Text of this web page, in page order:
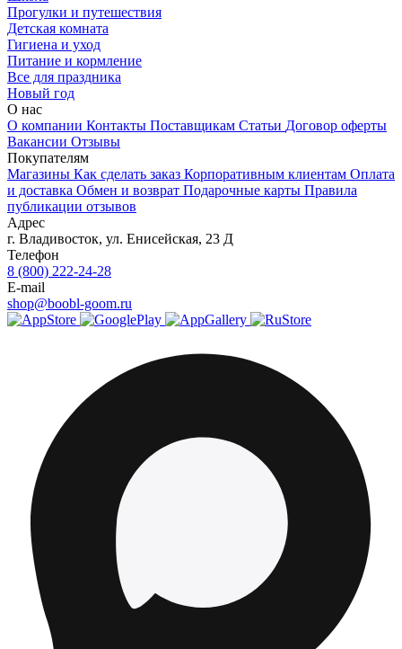
Прогулки и путешествия
Детская комната
Гигиена и уход
Питание и кормление
Все для праздника
Новый год
О нас
О компании Контакты Поставщикам Статьи Договор оферты
Вакансии Отзывы
Покупателям
Магазины Как сделать заказ Корпоративным клиентам Оплата
и доставка Обмен и возврат Подарочные карты Правила
публикации отзывов
Адрес
г. Владивосток, ул. Енисейская, 23 Д
Телефон
8 (800) 222-24-28
E-mail
shop@boobl-goom.ru